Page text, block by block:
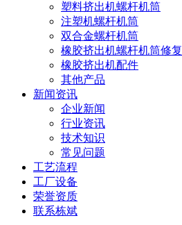
塑料挤出机螺杆机筒
注塑机螺杆机筒
双合金螺杆机筒
橡胶挤出机螺杆机筒修复
橡胶挤出机配件
其他产品
新闻资讯
企业新闻
行业资讯
技术知识
常见问题
工艺流程
工厂设备
荣誉资质
联系栋斌